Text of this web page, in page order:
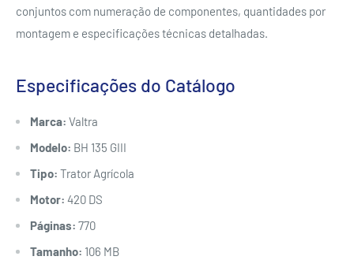
conjuntos com numeração de componentes, quantidades por
montagem e especificações técnicas detalhadas.
Especificações do Catálogo
Marca: Valtra
Modelo: BH 135 GIII
Tipo: Trator Agrícola
Motor: 420 DS
Páginas: 770
Tamanho: 106 MB